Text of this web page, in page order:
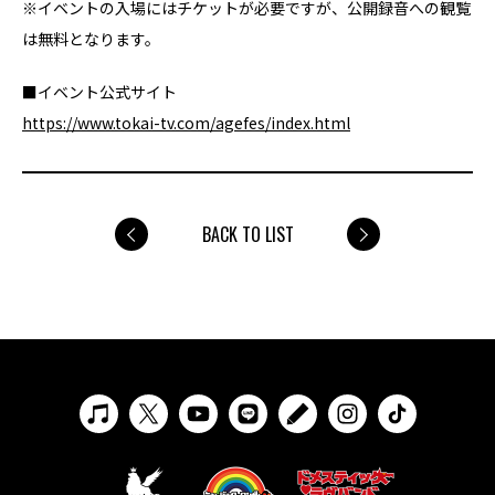
※イベントの入場にはチケットが必要ですが、公開録音への観覧
は無料となります。
■イベント公式サイト
https://www.tokai-tv.com/agefes/index.html
BACK TO LIST